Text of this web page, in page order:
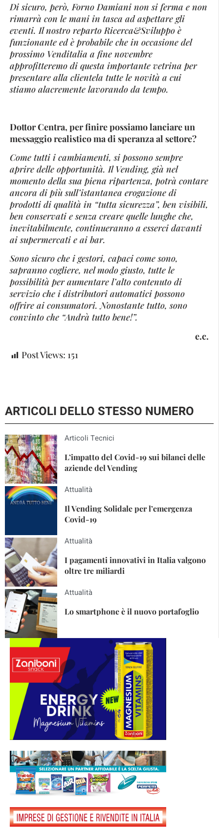
Di sicuro, però, Forno Damiani non si ferma e non
rimarrà con le mani in tasca ad aspettare gli
eventi. Il nostro reparto Ricerca&Sviluppo è
funzionante ed è probabile che in occasione del
prossimo Venditalia a fine novembre
approfitteremo di questa importante vetrina per
presentare alla clientela tutte le novità a cui
stiamo alacremente lavorando da tempo.
Dottor Centra, per finire possiamo lanciare un
messaggio realistico ma di speranza al settore?
Come tutti i cambiamenti, si possono sempre
aprire delle opportunità. Il Vending, già nel
momento della sua piena ripartenza, potrà contare
ancora di più sull’istantanea erogazione di
prodotti di qualità in “tutta sicurezza”, ben visibili,
ben conservati e senza creare quelle lunghe che,
inevitabilmente, continueranno a esserci davanti
ai supermercati e ai bar.
Sono sicuro che i gestori, capaci come sono,
sapranno cogliere, nel modo giusto, tutte le
possibilità per aumentare l’alto contenuto di
servizio che i distributori automatici possono
offrire ai consumatori. Nonostante tutto, sono
convinto che “Andrà tutto bene!”.
e.c.
Post Views: 151
ARTICOLI DELLO STESSO NUMERO
Articoli Tecnici
L’impatto del Covid-19 sui bilanci delle
aziende del Vending
Attualità
Il Vending Solidale per l’emergenza
Covid-19
Attualità
I pagamenti innovativi in Italia valgono
oltre tre miliardi
Attualità
Lo smartphone è il nuovo portafoglio